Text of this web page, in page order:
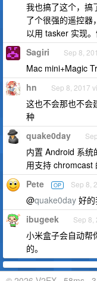
我也搞了这个，搞
了个很强的遥控器
以用 tasker 实现。
Sagiri Sep 8,
Mac mini+Magic
hn Sep 8, 2017
这也不会那也不会
种
quake0day
内置 Android 系统
用支持 chromcast
Pete OP Sep 8,
@quake0day 好
ibugeek Sep 8,
小米盒子会自动帮
的。